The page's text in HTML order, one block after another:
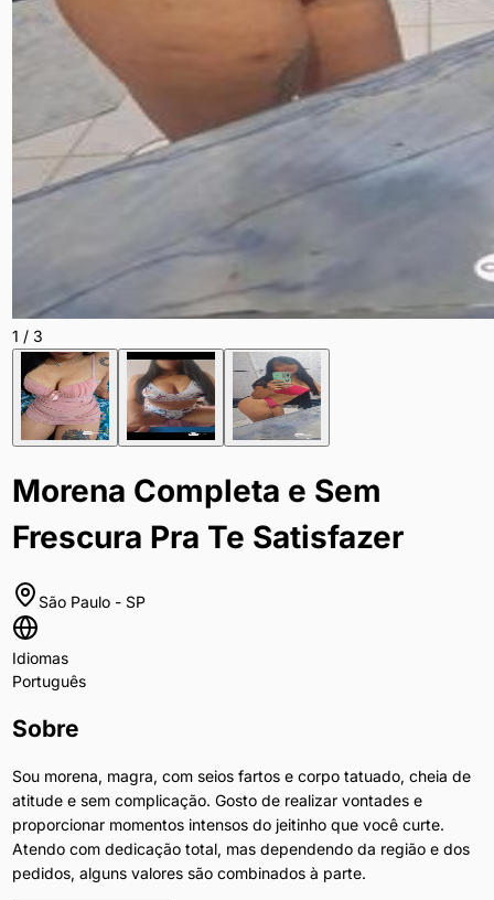
1 / 3
Morena Completa e Sem
Frescura Pra Te Satisfazer
São Paulo- SP
Idiomas
Português
Sobre
Sou morena, magra, com seios fartos e corpo tatuado, cheia de
atitude e sem complicação. Gosto de realizar vontades e
proporcionar momentos intensos do jeitinho que você curte.
Atendo com dedicação total, mas dependendo da região e dos
pedidos, alguns valores são combinados à parte.